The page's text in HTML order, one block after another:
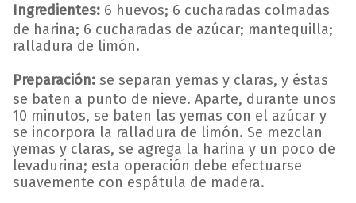
Ingredientes: 6 huevos; 6 cucharadas colmadas
de harina; 6 cucharadas de azúcar; mantequilla;
ralladura de limón.
Preparación: se separan yemas y claras, y éstas
se baten a punto de nieve. Aparte, durante unos
10 minutos, se baten las yemas con el azúcar y
se incorpora la ralladura de limón. Se mezclan
yemas y claras, se agrega la harina y un poco de
levadurina; esta operación debe efectuarse
suavemente con espátula de madera.